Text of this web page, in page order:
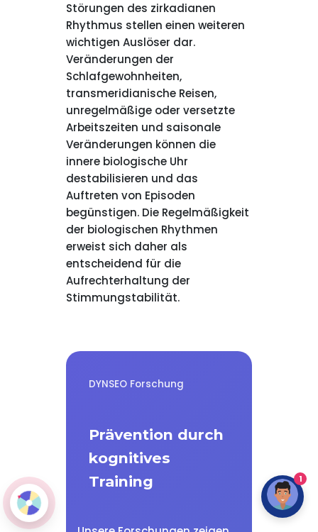
Störungen des zirkadianen
Rhythmus stellen einen weiteren
wichtigen Auslöser dar.
Veränderungen der
Schlafgewohnheiten,
transmeridianische Reisen,
unregelmäßige oder versetzte
Arbeitszeiten und saisonale
Veränderungen können die
innere biologische Uhr
destabilisieren und das
Auftreten von Episoden
begünstigen. Die Regelmäßigkeit
der biologischen Rhythmen
erweist sich daher als
entscheidend für die
Aufrechterhaltung der
Stimmungstabilität.
DYNSEO Forschung
Prävention durch
kognitives
Training
1